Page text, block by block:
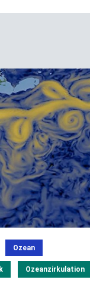
Ozean
Ozeanzirkulation